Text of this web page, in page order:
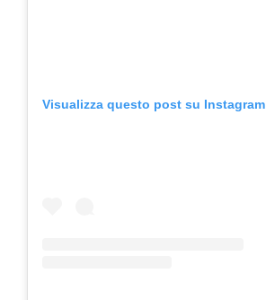
Visualizza questo post su Instagram